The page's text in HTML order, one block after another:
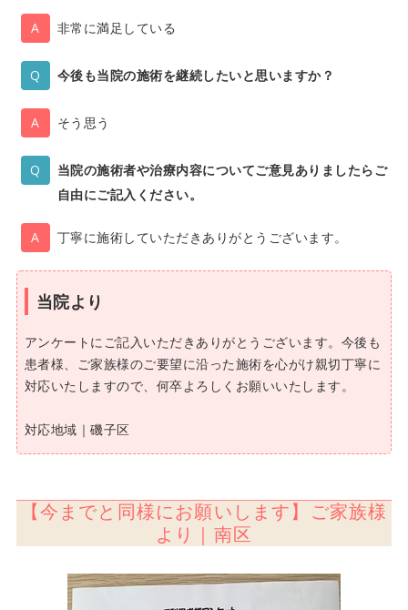
非常に満足している
今後も当院の施術を継続したいと思いますか？
そう思う
当院の施術者や治療内容についてご意見ありましたらご
自由にご記入ください。
丁寧に施術していただきありがとうございます。
当院より
アンケートにご記入いただきありがとうございます。今後も
患者様、ご家族様のご要望に沿った施術を心がけ親切丁寧に
対応いたしますので、何卒よろしくお願いいたします。
対応地域｜磯子区
【今までと同様にお願いします】ご家族様
より｜南区